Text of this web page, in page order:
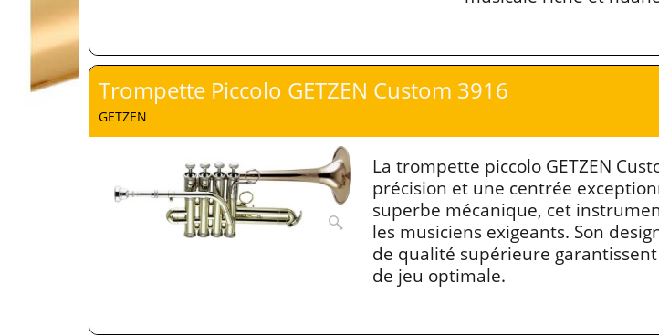
Trompette Piccolo GETZEN Custom 3916
GETZEN
La trompette piccolo GETZEN
précision et une centrée
superbe mécanique, cet
les musiciens exigeants. Son
de qualité supérieure
de jeu optimale.